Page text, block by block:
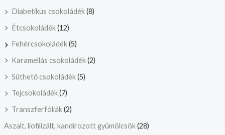
Diabetikus csokoládék(8)
Étcsokoládék(12)
Fehércsokoládék(5)
Karamellás csokoládék(2)
Süthető csokoládék(5)
Tejcsokoládék(7)
Transzferfóliák(2)
Aszalt, liofilizált, kandírozott gyümölcsök(28)